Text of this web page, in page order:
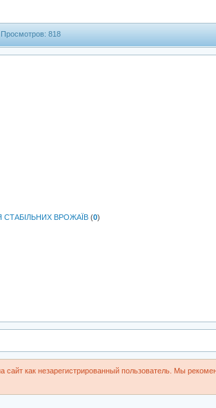
Просмотров: 818
ВРОЖАЇВ (0)
как незарегистрированный пользователь. Мы